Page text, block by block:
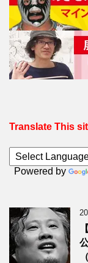
Translate This
Powered by